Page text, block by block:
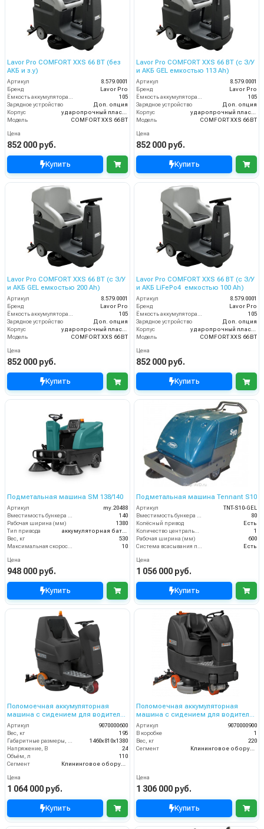
Lavor Pro COMFORT XXS 66 BT (без
АКБ и з.у)
Артикул
8.579.0001
Бренд
Lavor Pro
105
Зарядное устройство
Доп. опция
Корпус
Модель
COMFORT XXS 66 BT
Цена
852 000 руб.
Купить
Lavor Pro COMFORT XXS 66 BT (с З/У
и АКБ GEL емкостью 113 Ah)
Артикул
8.579.0001
Бренд
Lavor Pro
105
Зарядное устройство
Доп. опция
Корпус
Модель
COMFORT XXS 66 BT
Цена
852 000 руб.
Купить
Lavor Pro COMFORT XXS 66 BT (с З/У
и АКБ GEL емкостью 200 Ah)
Артикул
8.579.0001
Бренд
Lavor Pro
Ёмкость аккумулятора (Ач)
105
Зарядное устройство
Доп. опция
Корпус
ударопрочный пластик
Модель
COMFORT XXS 66 BT
Цена
852 000 руб.
Купить
Lavor Pro COMFORT XXS 66 BT (с З/У
и АКБ LiFePo4 емкостью 100 Ah)
Артикул
8.579.0001
Бренд
Lavor Pro
Ёмкость аккумулятора (Ач)
105
Зарядное устройство
Доп. опция
Корпус
ударопрочный пластик
Модель
COMFORT XXS 66 BT
Цена
852 000 руб.
Купить
Подметальная машина SM 138/140
Артикул
my.20488
140
Рабочая ширина (мм)
1380
Тип привода
Вес, кг
530
10
Цена
948 000 руб.
Купить
Подметальная машина Tennant S10
Артикул
TNT-S10-GEL
80
Колёсный привод
Есть
1
Рабочая ширина (мм)
600
Есть
Цена
1 056 000 руб.
Купить
Поломоечная аккумуляторная
машина с сидением для водителя
Comet CRS 85BYT; без АКБ ЗУ
Артикул
9070000600
Вес, кг
195
1460x810x1380
Напряжение, В
24
Объём, л
110
Сегмент
Цена
1 064 000 руб.
Купить
Поломоечная аккумуляторная
машина с сидением для водителя
Comet CRS 90BT; без АКБ и ЗУ
Артикул
9070000900
В коробке
1
Вес, кг
220
Сегмент
Цена
1 306 000 руб.
Купить